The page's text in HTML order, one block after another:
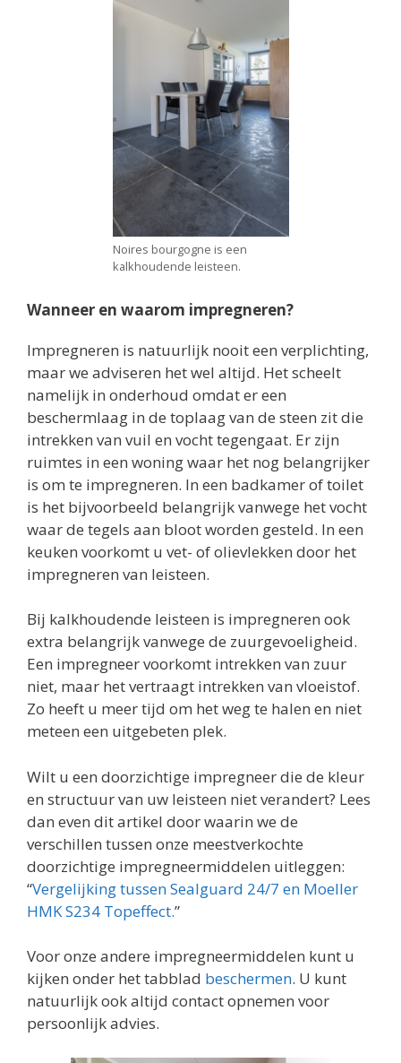
Noires bourgogne is een
kalkhoudende leisteen.
Wanneer en waarom impregneren?
Impregneren is natuurlijk nooit een verplichting,
maar we adviseren het wel altijd. Het scheelt
namelijk in onderhoud omdat er een
beschermlaag in de toplaag van de steen zit die
intrekken van vuil en vocht tegengaat. Er zijn
ruimtes in een woning waar het nog belangrijker
is om te impregneren. In een badkamer of toilet
is het bijvoorbeeld belangrijk vanwege het vocht
waar de tegels aan bloot worden gesteld. In een
keuken voorkomt u vet- of olievlekken door het
impregneren van leisteen.
Bij kalkhoudende leisteen is impregneren ook
extra belangrijk vanwege de zuurgevoeligheid.
Een impregneer voorkomt intrekken van zuur
niet, maar het vertraagt intrekken van vloeistof.
Zo heeft u meer tijd om het weg te halen en niet
meteen een uitgebeten plek.
Wilt u een doorzichtige impregneer die de kleur
en structuur van uw leisteen niet verandert? Lees
dan even dit artikel door waarin we de
verschillen tussen onze meestverkochte
doorzichtige impregneermiddelen uitleggen:
“Vergelijking tussen Sealguard 24/7 en Moeller
HMK S234 Topeffect.”
Voor onze andere impregneermiddelen kunt u
kijken onder het tabblad beschermen. U kunt
natuurlijk ook altijd contact opnemen voor
persoonlijk advies.